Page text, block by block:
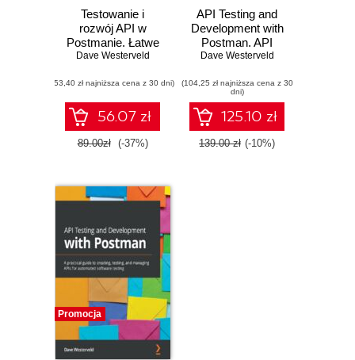
Testowanie i
rozwój API w
Postmanie. Łatwe
tworzenie,
debugowanie i
zarządzanie API.
Wydanie II
Dave Westerveld
(53,40 zł najniższa cena z 30 dni)
56.07 zł
89.00zł (-37%)
API Testing and
Development with
Postman. API
creation, testing,
management
made easy -
Second Edition
Dave Westerveld
(104,25 zł najniższa cena z 30
dni)
125.10 zł
139.00 zł (-10%)
Promocja